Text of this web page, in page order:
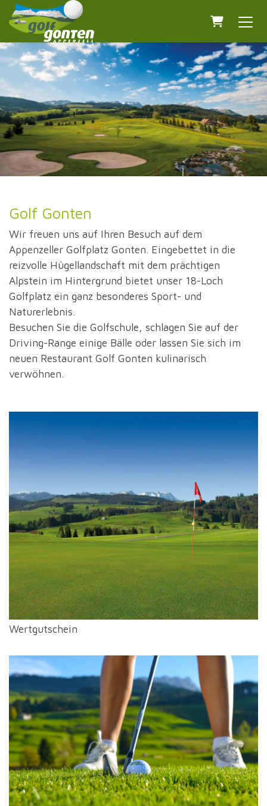
Warenkorb
Golf Gonten
Wir freuen uns auf Ihren Besuch auf dem
Appenzeller Golfplatz Gonten. Eingebettet in die
reizvolle Hügellandschaft mit dem prächtigen
Alpstein im Hintergrund bietet unser 18-Loch
Golfplatz ein ganz besonderes Sport- und
Naturerlebnis.
Besuchen Sie die Golfschule, schlagen Sie auf der
Driving-Range einige Bälle oder lassen Sie sich im
neuen Restaurant Golf Gonten kulinarisch
verwöhnen.
Wertgutschein